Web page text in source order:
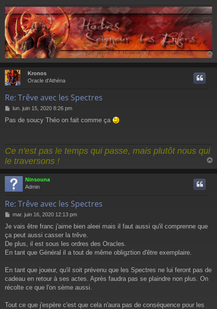
a
Kronos
Oracle d'Athéna
Re: Trêve avec les Spectres
M
s
e
lun. juin 15, 2020 8:26 pm
Pas de soucy Théo on fait comme ça
Ce n'est pas le temps qui passe, mais plutôt nous qui
le traversons !
a
Ninsouna
Admin
Re: Trêve avec les Spectres
M
s
s
a
g
mar. juin 16, 2020 12:13 pm
Je vais être franc j'aime bien aleei mais il faut aussi qu'il comprenne que
ça peut aussi casser la trêve.
De plus, il est sous les ordres des Oracles.
En tant que Général il a tout de même obligztion d'être exemplaire.
En tant que joueur, qu'il soit prévenu que les Spectres ne lui feront pas de
cadeau en retour à ses actes. Après faudra pas se plaindre non plus. On
récolte ce que l'on sème aussi.
Tout ce que j'espère c'est que cela n'aura pas de conséquence pour les